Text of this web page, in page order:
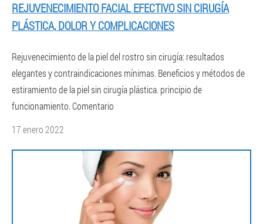
REJUVENECIMIENTO FACIAL EFECTIVO SIN CIRUGÍA
PLÁSTICA, DOLOR Y COMPLICACIONES
Rejuvenecimiento de la piel del rostro sin cirugía: resultados
elegantes y contraindicaciones mínimas. Beneficios y métodos de
estiramiento de la piel sin cirugía plástica. principio de
funcionamiento. Comentario
17 enero 2022